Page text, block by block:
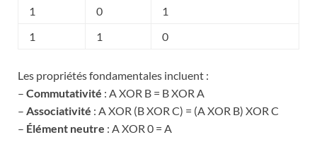
1
0
1
1
1 0
Les propriétés fondamentales incluent :
– Commutativité : A XOR B = B XOR A
– Associativité : A XOR (B XOR C) = (A XOR B) XOR C
– Élément neutre : A XOR 0 = A